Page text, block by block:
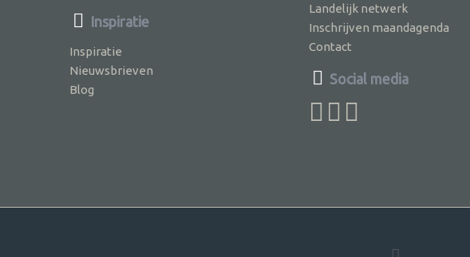
Inspiratie
Inspiratie
Nieuwsbrieven
Blog
Landelijk netwerk
Inschrijven maandagenda
Contact
Social media